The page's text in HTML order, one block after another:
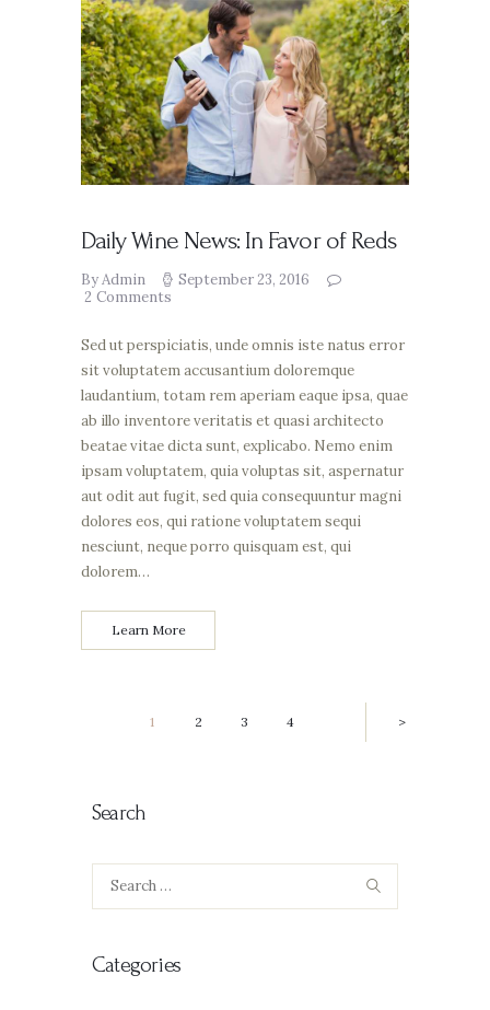
Daily Wine News: In Favor of Reds
By Admin
September 23, 2016
2 Comments
Sed ut perspiciatis, unde omnis iste natus error
sit voluptatem accusantium doloremque
laudantium, totam rem aperiam eaque ipsa, quae
ab illo inventore veritatis et quasi architecto
beatae vitae dicta sunt, explicabo. Nemo enim
ipsam voluptatem, quia voluptas sit, aspernatur
aut odit aut fugit, sed quia consequuntur magni
dolores eos, qui ratione voluptatem sequi
nesciunt, neque porro quisquam est, qui
dolorem…
Learn More
PAGE
1 PAGE
2 PAGE
3 PAGE
4 >
Search
Search
Categories